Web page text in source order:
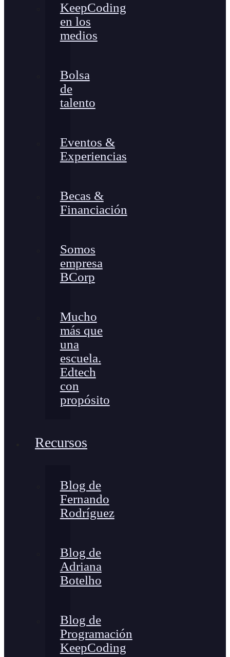
KeepCoding
en los
medios
Bolsa
de
talento
Eventos &
Experiencias
Becas &
Financiación
Somos
empresa
BCorp
Mucho
más que
una
escuela.
Edtech
con
propósito
Recursos
Blog de
Fernando
Rodríguez
Blog de
Adriana
Botelho
Blog de
Programación
KeepCoding